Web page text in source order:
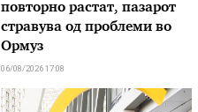
повторно растат, пазарот
стравува од проблеми во
Ормуз
06/08/2026 17:08